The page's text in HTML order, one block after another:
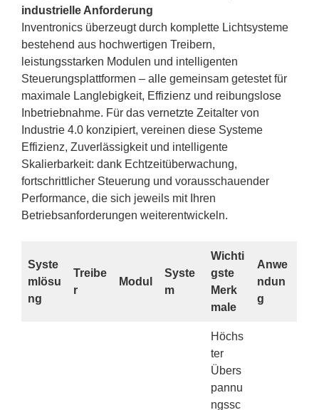
industrielle Anforderung
Inventronics überzeugt durch komplette Lichtsysteme
bestehend aus hochwertigen Treibern,
leistungsstarken Modulen und intelligenten
Steuerungsplattformen – alle gemeinsam getestet für
maximale Langlebigkeit, Effizienz und reibungslose
Inbetriebnahme. Für das vernetzte Zeitalter von
Industrie 4.0 konzipiert, vereinen diese Systeme
Effizienz, Zuverlässigkeit und intelligente
Skalierbarkeit: dank Echtzeitüberwachung,
fortschrittlicher Steuerung und vorausschauender
Performance, die sich jeweils mit Ihren
Betriebsanforderungen weiterentwickeln.
Syste
mlösu
ng
Treibe
r
Modul
Syste
m
Wichti
gste
Merk
male
Anwe
ndun
g
Höchs
ter
Übers
pannu
ngssc